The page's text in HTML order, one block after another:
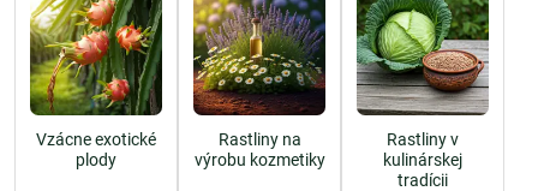
Vzácne exotické
plody
Rastliny na
výrobu kozmetiky
Rastliny v
kulinárskej
tradícii